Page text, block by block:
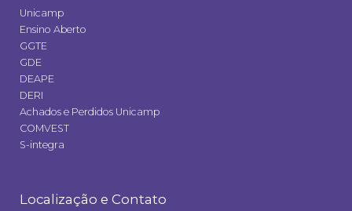
Unicamp
Ensino Aberto
GGTE
GDE
DEAPE
DERI
Achados e Perdidos Unicamp
COMVEST
S-integra
Localização e Contato